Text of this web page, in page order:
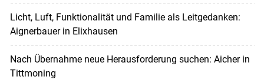
Licht, Luft, Funktionalität und Familie als Leitgedanken:
Aignerbauer in Elixhausen
Nach Übernahme neue Herausforderung suchen: Aicher in
Tittmoning